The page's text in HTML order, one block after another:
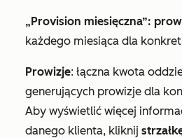
„Provision miesięczna”:
każdego miesiąca dla
Prowizje: łączna kwota
generujących prowizje dla
Aby wyświetlić więcej
danego klienta, kliknij